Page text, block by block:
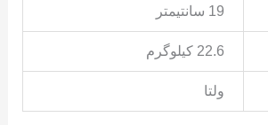
19 سانتیمتر
22.6 کیلوگرم
ولتا